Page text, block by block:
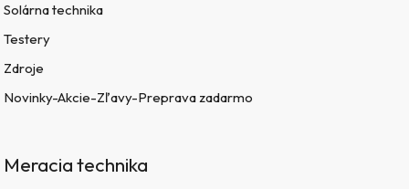
Solárna technika
Testery
Zdroje
Novinky-Akcie-Zľavy-Preprava zadarmo
Meracia technika